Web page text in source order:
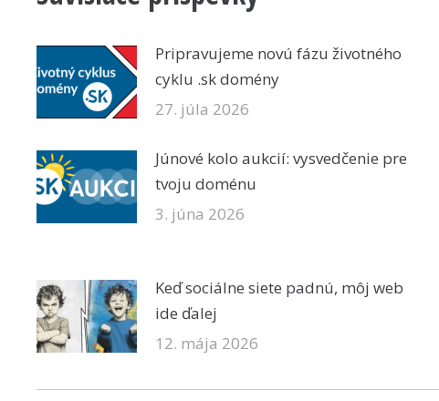
Pripravujeme novú fázu životného
cyklu .sk domény
27. júla 2026
Júnové kolo aukcií: vysvedčenie pre
tvoju doménu
3. júna 2026
Keď sociálne siete padnú, môj web
ide ďalej
12. mája 2026